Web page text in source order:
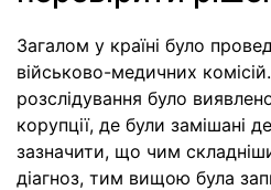
Загалом у країні було
військово-медичних
розслідування було
корупції, де були замішані
зазначити, що чим
діагноз, тим вищою була